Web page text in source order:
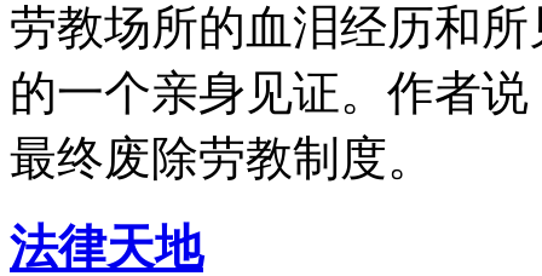
劳教场所的血泪经历和
的一个亲身见证。作者
最终废除劳教制度。
法律天地